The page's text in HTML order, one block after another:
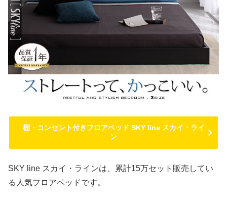
棚・コンセント付きフロアベッド SKY line スカイ・ライ
ン
SKY line スカイ・ラインは、累計15万セット販売してい
る人気フロアベッドです。